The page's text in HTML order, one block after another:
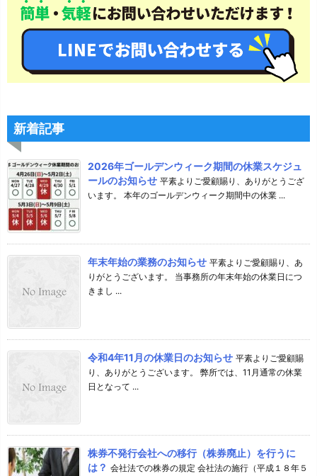
新着記事
2026年ゴールデンウィーク期間の休業スケジュ
ールのお知らせ 平素よりご愛顧賜り、ありがとうござ
います。 本年のゴールデンウィーク期間中の休業 ...
年末年始の業務のお知らせ 平素よりご愛顧賜り、あ
りがとうございます。 当事務所の年末年始の休業日につ
きまし ...
令和4年11月の休業日のお知らせ 平素よりご愛顧賜
り、ありがとうございます。 弊所では、11月通常の休業
日となって ...
株券不発行会社への移行（株券廃止）を行うに
は？ 会社法での株券の規定 会社法の施行（平成１８年５